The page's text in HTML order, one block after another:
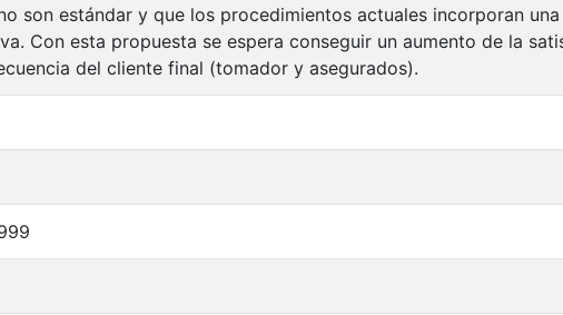
son estándar y que los procedimientos actuales incorporan una
Con esta propuesta se espera conseguir un aumento de la
del cliente final (tomador y asegurados).